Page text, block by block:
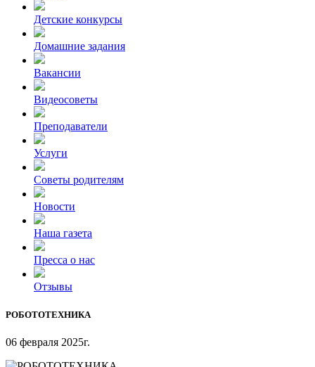
Детские конкурсы
Домашние задания
Вакансии
Видеосоветы
Преподаватели
Услуги
Советы родителям
Новости
Наша газета
Пресса о нас
Отзывы
РОБОТОТЕХНИКА
06 февраля 2025г.